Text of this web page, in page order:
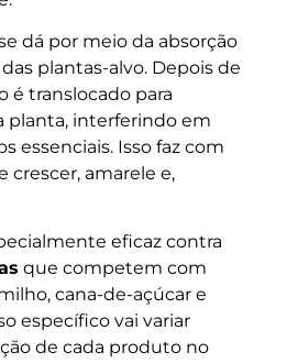
dá por meio da absorção
plantas-alvo. Depois de
é translocado para
planta, interferindo em
essenciais. Isso faz com
crescer, amarele e,
eficaz contra
que competem com
cana-de-açúcar e
específico vai variar
de cada produto no